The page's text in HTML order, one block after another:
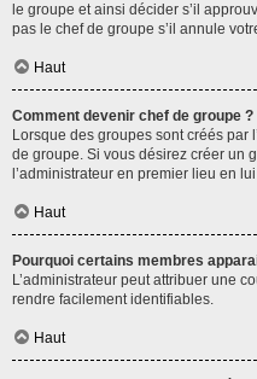
le groupe et ainsi décider s’il
pas le chef de groupe s’il annule
Haut
Comment devenir chef de groupe ?
Lorsque des groupes sont créés par
de groupe. Si vous désirez créer un
l’administrateur en premier lieu en
Haut
Pourquoi certains membres
L’administrateur peut attribuer une
rendre facilement identifiables.
Haut